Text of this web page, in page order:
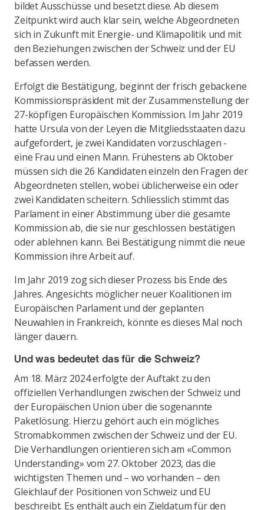
bildet Ausschüsse und besetzt diese. Ab diesem
Zeitpunkt wird auch klar sein, welche Abgeordneten
sich in Zukunft mit Energie- und Klimapolitik und mit
den Beziehungen zwischen der Schweiz und der EU
befassen werden.
Erfolgt die Bestätigung, beginnt der frisch gebackene
Kommissionspräsident mit der Zusammenstellung der
27-köpfigen Europäischen Kommission. Im Jahr 2019
hatte Ursula von der Leyen die Mitgliedsstaaten dazu
aufgefordert, je zwei Kandidaten vorzuschlagen -
eine Frau und einen Mann. Frühestens ab Oktober
müssen sich die 26 Kandidaten einzeln den Fragen der
Abgeordneten stellen, wobei üblicherweise ein oder
zwei Kandidaten scheitern. Schliesslich stimmt das
Parlament in einer Abstimmung über die gesamte
Kommission ab, die sie nur geschlossen bestätigen
oder ablehnen kann. Bei Bestätigung nimmt die neue
Kommission ihre Arbeit auf.
Im Jahr 2019 zog sich dieser Prozess bis Ende des
Jahres. Angesichts möglicher neuer Koalitionen im
Europäischen Parlament und der geplanten
Neuwahlen in Frankreich, könnte es dieses Mal noch
länger dauern.
Und was bedeutet das für die Schweiz?
Am 18. März 2024 erfolgte der Auftakt zu den
offiziellen Verhandlungen zwischen der Schweiz und
der Europäischen Union über die sogenannte
Paketlösung. Hierzu gehört auch ein mögliches
Stromabkommen zwischen der Schweiz und der EU.
Die Verhandlungen orientieren sich am «Common
Understanding» vom 27. Oktober 2023, das die
wichtigsten Themen und – wo vorhanden – den
Gleichlauf der Positionen von Schweiz und EU
beschreibt. Es enthält auch ein Zieldatum für den